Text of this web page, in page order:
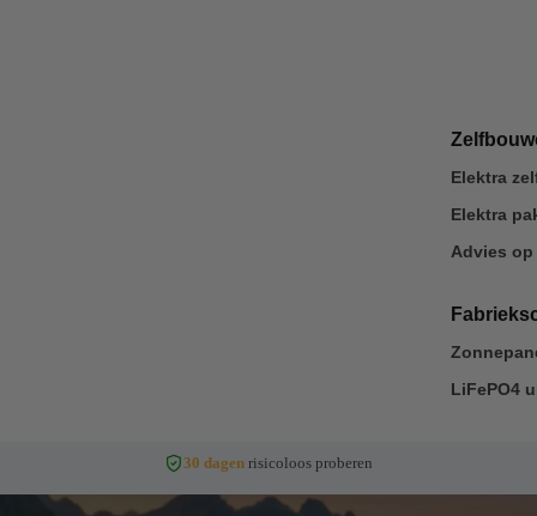
Elektra
Elektra
Advies op
LiFePO4
30 dagen risicoloos proberen